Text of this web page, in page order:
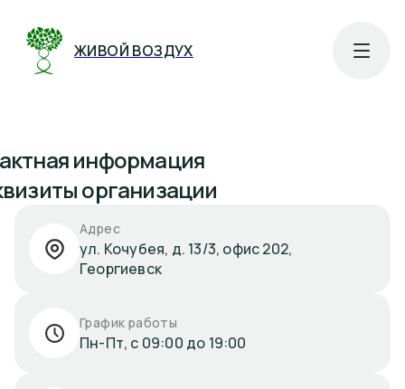
ЖИВОЙ ВОЗДУХ
информация
организации
Адрес
ул. Кочубея, д. 13/3, офис 202,
Георгиевск
График работы
Пн-Пт, с 09:00 до 19:00